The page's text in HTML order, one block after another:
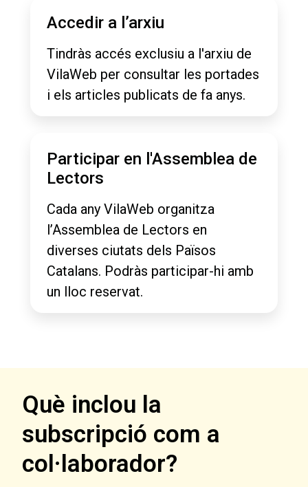
Accedir a l’arxiu
Tindràs accés exclusiu a l'arxiu de
VilaWeb per consultar les portades
i els articles publicats de fa anys.
Participar en l'Assemblea de
Lectors
Cada any VilaWeb organitza
l’Assemblea de Lectors en
diverses ciutats dels Països
Catalans. Podràs participar-hi amb
un lloc reservat.
Què inclou la
subscripció com a
col·laborador?